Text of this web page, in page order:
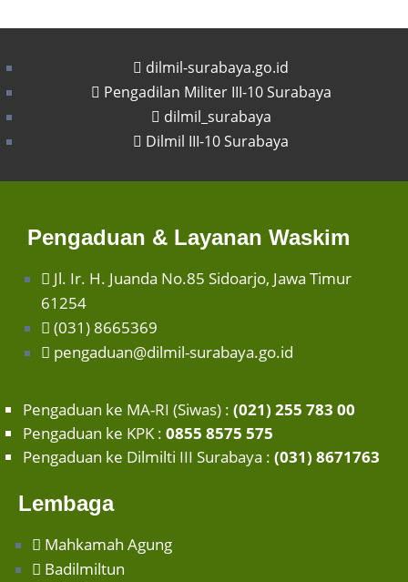
dilmil-surabaya.go.id
Pengadilan Militer III-10 Surabaya
dilmil_surabaya
Dilmil III-10 Surabaya
Pengaduan & Layanan Waskim
Jl. Ir. H. Juanda No.85 Sidoarjo, Jawa Timur
61254
(031) 8665369
pengaduan@dilmil-surabaya.go.id
Pengaduan ke MA-RI (Siwas) : (021) 255 783 00
Pengaduan ke KPK : 0855 8575 575
Pengaduan ke Dilmilti III Surabaya : (031) 8671763
Lembaga
Mahkamah Agung
Badilmiltun